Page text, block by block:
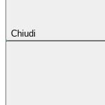
Chiudi